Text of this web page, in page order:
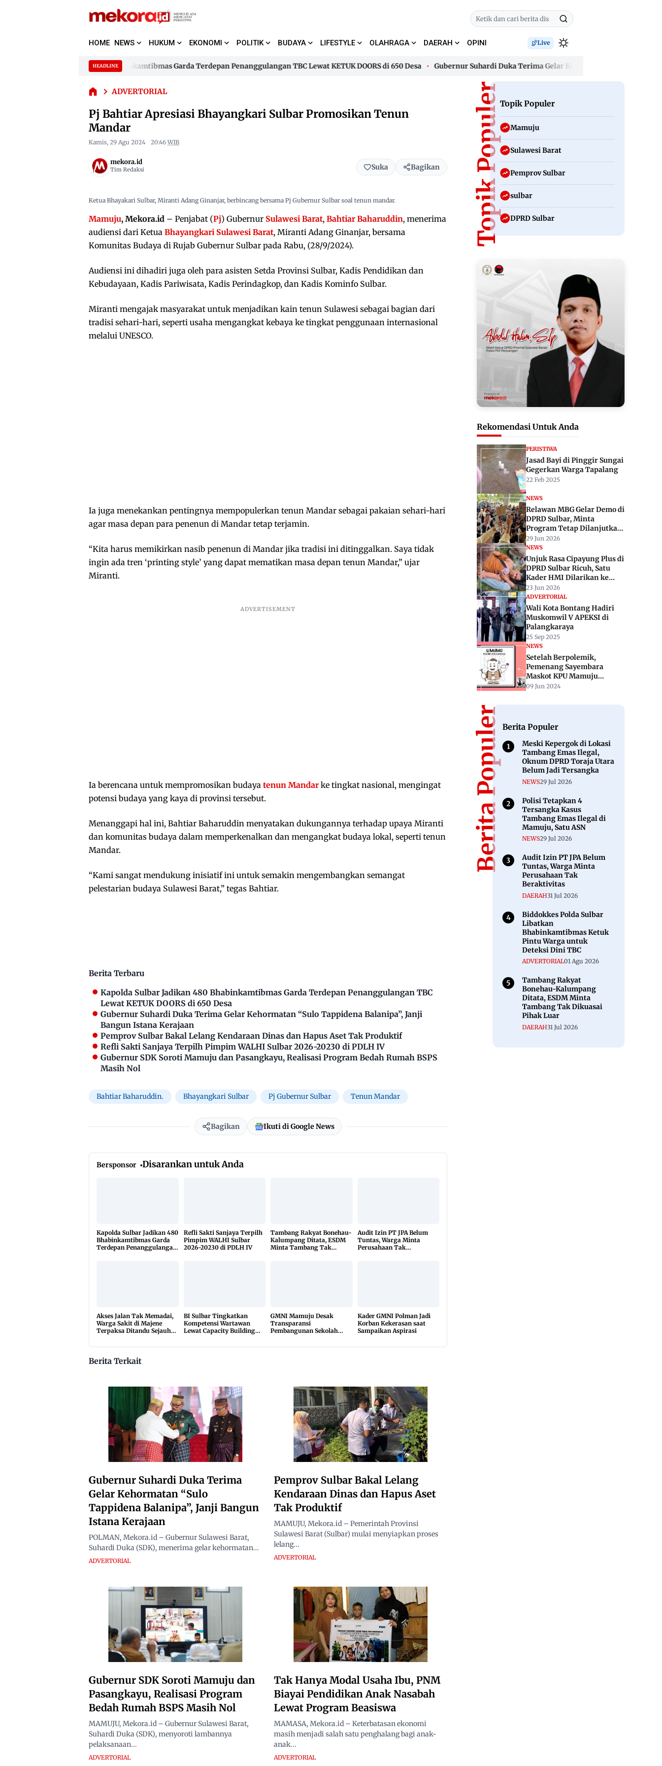
HOME NEWS HUKUM EKONOMI POLITIK BUDAYA LIFESTYLE OLAHRAGA DAERAH OPINI Live
HEADLINE
Sulbar Jadikan 480 Bhabinkamtibmas Garda Terdepan Penanggulangan TBC Lewat KETUK DOORS di 650 Desa Gubernur Suhardi Duka Terima Gelar Kehormatan “Sulo Tappidena
Sulbar Jadikan 480 Bhabinkamtibmas Garda Terdepan Penanggulangan TBC Lewat KETUK DOORS di 650 Desa Gubernur Suhardi Duka Terima Gelar Kehormatan “Sulo Tappidena
ADVERTORIAL
Pj
Sulbar
Tenun Mandar
Pj Bahtiar Apresiasi Bhayangkari Sulbar Promosikan Tenun
Mandar
Kamis, 29 Agu 2024 20:46 WIB
mekora.id
Tim Redaksi Suka Bagikan
Ketua Bhayakari Sulbar, Miranti Adang Ginanjar, berbincang bersama Pj Gubernur Sulbar soal tenun mandar.
Mamuju, Mekora.id – Penjabat (Pj) Gubernur Sulawesi Barat, Bahtiar Baharuddin, menerima
audiensi dari Ketua Bhayangkari Sulawesi Barat, Miranti Adang Ginanjar, bersama
Komunitas Budaya di Rujab Gubernur Sulbar pada Rabu, (28/9/2024).
Audiensi ini dihadiri juga oleh para asisten Setda Provinsi Sulbar, Kadis Pendidikan dan
Kebudayaan, Kadis Pariwisata, Kadis Perindagkop, dan Kadis Kominfo Sulbar.
Miranti mengajak masyarakat untuk menjadikan kain tenun Sulawesi sebagai bagian dari
tradisi sehari-hari, seperti usaha mengangkat kebaya ke tingkat penggunaan internasional
melalui UNESCO.
Ia juga menekankan pentingnya mempopulerkan tenun Mandar sebagai pakaian sehari-hari
agar masa depan para penenun di Mandar tetap terjamin.
“Kita harus memikirkan nasib penenun di Mandar jika tradisi ini ditinggalkan. Saya tidak
ingin ada tren ‘printing style’ yang dapat mematikan masa depan tenun Mandar,” ujar
Miranti.
Ia berencana untuk mempromosikan budaya tenun Mandarke tingkat nasional, mengingat
potensi budaya yang kaya di provinsi tersebut.
Menanggapi hal ini, Bahtiar Baharuddin menyatakan dukungannya terhadap upaya Miranti
dan komunitas budaya dalam memperkenalkan dan mengangkat budaya lokal, seperti tenun
Mandar.
“Kami sangat mendukung inisiatif ini untuk semakin mengembangkan semangat
pelestarian budaya Sulawesi Barat,” tegas Bahtiar.
Berita Terbaru
Kapolda Sulbar Jadikan 480 Bhabinkamtibmas Garda Terdepan Penanggulangan TBC
Lewat KETUK DOORS di 650 Desa
Gubernur Suhardi Duka Terima Gelar Kehormatan “Sulo Tappidena Balanipa”, Janji
Bangun Istana Kerajaan
Pemprov Sulbar Bakal Lelang Kendaraan Dinas dan Hapus Aset Tak Produktif
Refli Sakti Sanjaya Terpilh Pimpim WALHI Sulbar 2026-20230 di PDLH IV
Gubernur SDK Soroti Mamuju dan Pasangkayu, Realisasi Program Bedah Rumah BSPS
Masih Nol
Bahtiar Baharuddin. Bhayangkari Sulbar Pj Gubernur Sulbar Tenun Mandar
Bagikan Ikuti di Google News
Bersponsor Disarankan untuk Anda
Kapolda Sulbar Jadikan 480
Bhabinkamtibmas Garda
Terdepan Penanggulangan
Refli Sakti Sanjaya Terpilh
Pimpim WALHI Sulbar
2026-20230 di PDLH IV
Tambang Rakyat Bonehau-
Kalumpang Ditata, ESDM
Minta Tambang Tak
Audit Izin PT JPA Belum
Tuntas, Warga Minta
Perusahaan Tak
Akses Jalan Tak Memadai,
Warga Sakit di Majene
Terpaksa Ditandu Sejauh
BI Sulbar Tingkatkan
Kompetensi Wartawan
Lewat Capacity Building
GMNI Mamuju Desak
Transparansi
Pembangunan Sekolah
Material Dibuka
Kader GMNI Polman Jadi
Korban Kekerasan saat
Sampaikan Aspirasi
Berita Terkait
Gubernur Suhardi Duka Terima
Gelar Kehormatan “Sulo
Tappidena Balanipa”, Janji Bangun
Istana Kerajaan
POLMAN, Mekora.id – Gubernur Sulawesi Barat,
Suhardi Duka (SDK), menerima gelar kehormatan...
ADVERTORIAL
Pemprov Sulbar Bakal Lelang
Kendaraan Dinas dan Hapus Aset
Tak Produktif
MAMUJU, Mekora.id – Pemerintah Provinsi
Sulawesi Barat (Sulbar) mulai menyiapkan proses
lelang...
ADVERTORIAL
Gubernur SDK Soroti Mamuju dan
Pasangkayu, Realisasi Program
Bedah Rumah BSPS Masih Nol
MAMUJU, Mekora.id – Gubernur Sulawesi Barat,
Suhardi Duka (SDK), menyoroti lambannya
pelaksanaan...
ADVERTORIAL
Tak Hanya Modal Usaha Ibu, PNM
Biayai Pendidikan Anak Nasabah
Lewat Program Beasiswa
MAMASA, Mekora.id – Keterbatasan ekonomi
masih menjadi salah satu penghalang bagi anak-
anak...
ADVERTORIAL
Topik PopulerTopik Populer
Mamuju
Sulawesi Barat
Pemprov Sulbar
sulbar
DPRD Sulbar
Rekomendasi Untuk Anda
PERISTIWA
Jasad Bayi di Pinggir Sungai
Gegerkan Warga Tapalang
22 Feb 2025
NEWS
Relawan MBG Gelar Demo di
DPRD Sulbar, Minta
Program Tetap Dilanjutkan
dan Dievaluasi
29 Jun 2026
NEWS
Unjuk Rasa Cipayung Plus di
DPRD Sulbar Ricuh, Satu
Kader HMI Dilarikan ke
Rumah Sakit
23 Jun 2026
ADVERTORIAL
Wali Kota Bontang Hadiri
Muskomwil V APEKSI di
Palangkaraya
25 Sep 2025
NEWS
Setelah Berpolemik,
Pemenang Sayembara
Maskot KPU Mamuju
Berakhir Diganti
09 Jun 2024
Berita PopulerBerita Populer
Meski Kepergok di Lokasi
Tambang Emas Ilegal,
Oknum DPRD Toraja Utara
Belum Jadi Tersangka
NEWS29 Jul 2026
Polisi Tetapkan 4
Tersangka Kasus
Tambang Emas Ilegal di
Mamuju, Satu ASN
NEWS29 Jul 2026
Audit Izin PT JPA Belum
Tuntas, Warga Minta
Perusahaan Tak
Beraktivitas
DAERAH31 Jul 2026
Biddokkes Polda Sulbar
Libatkan
Bhabinkamtibmas Ketuk
Pintu Warga untuk
Deteksi Dini TBC
ADVERTORIAL01 Agu 2026
Tambang Rakyat
Bonehau-Kalumpang
Ditata, ESDM Minta
Tambang Tak Dikuasai
Pihak Luar
DAERAH31 Jul 2026